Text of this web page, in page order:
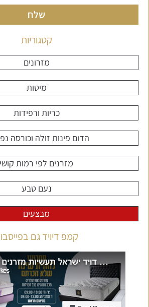
שלח
קטגוריות
מזרונים
מיטות
כריות ורפידות
הדום פינות זולה וכורסה
מזרנים לפי רמות קושי
נעם טבע
מבצעים
קמפ דיויד גם